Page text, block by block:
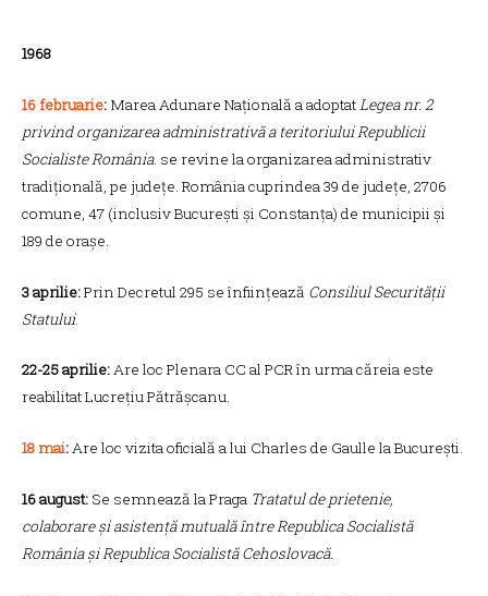
1968
16 februarie: Marea Adunare Națională a adoptatLegea nr. 2
privind organizarea administrativă a teritoriului Republicii
Socialiste România. se revine la organizarea administrativ
tradițională, pe județe. România cuprindea 39 de județe, 2706
comune, 47 (inclusiv București și Constanța) de municipii și
189 de orașe.
3 aprilie:Prin Decretul 295 se înființează Consiliul Securității
Statului.
22-25 aprilie:Are loc Plenara CC al PCR în urma căreia este
reabilitat Lucrețiu Pătrășcanu.
18 mai:Are loc vizita oficială a lui Charles de Gaulle la București.
16 august: Se semnează la Praga Tratatul de prietenie,
colaborare și asistență mutuală între Republica Socialistă
România și Republica Socialistă Cehoslovacă.